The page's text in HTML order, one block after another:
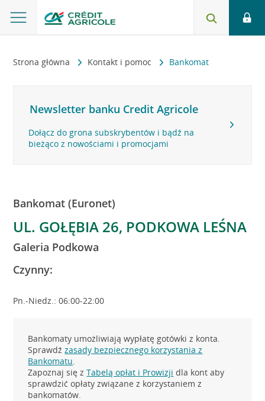
Strona główna Kontakt i pomoc Bankomat
Newsletter banku Credit Agricole
Dołącz do grona subskrybentów i bądź na
bieżąco z nowościami i promocjami
Bankomat (Euronet)
UL. GOŁĘBIA 26, PODKOWA LEŚNA
Galeria Podkowa
Czynny:
Pn.-Niedz.: 06:00-22:00
Bankomaty umożliwiają wypłatę gotówki z konta.
Sprawdźzasady bezpiecznego korzystania z
Bankomatu.
Zapoznaj się zTabelą opłat i Prowizji dla kont aby
sprawdzić opłaty związane z korzystaniem z
bankomatów.